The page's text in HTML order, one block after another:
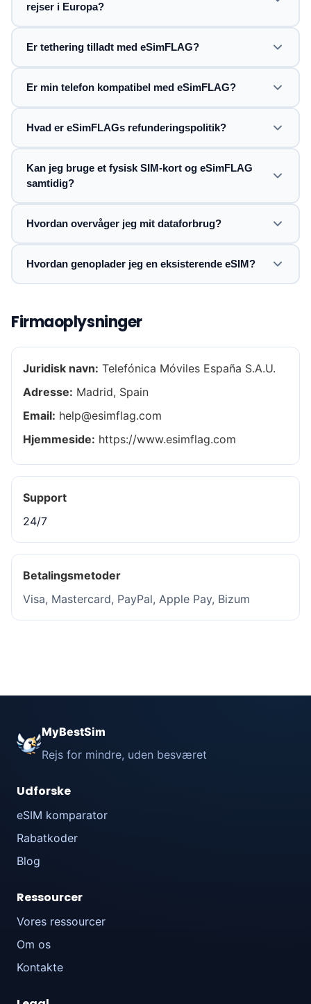
rejser i Europa?
Er tethering tilladt med eSimFLAG?
Er min telefon kompatibel med eSimFLAG?
Hvad er eSimFLAGs refunderingspolitik?
Kan jeg bruge et fysisk SIM-kort og eSimFLAG
samtidig?
Hvordan overvåger jeg mit dataforbrug?
Hvordan genoplader jeg en eksisterende eSIM?
Firmaoplysninger
Juridisk navn: Telefónica Móviles España S.A.U.
Adresse: Madrid, Spain
Email: help@esimflag.com
Hjemmeside: https://www.esimflag.com
Support
24/7
Betalingsmetoder
Visa, Mastercard, PayPal, Apple Pay, Bizum
MyBestSim
Rejs for mindre, uden besværet
Udforske
eSIM komparator
Rabatkoder
Blog
Ressourcer
Vores ressourcer
Om os
Kontakte